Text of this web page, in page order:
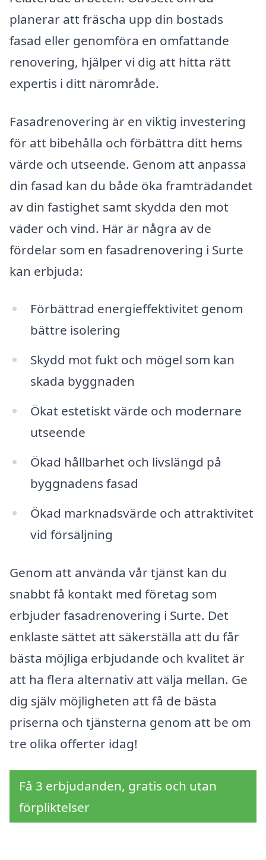
planerar att fräscha upp din bostads
fasad eller genomföra en omfattande
renovering, hjälper vi dig att hitta rätt
expertis i ditt närområde.
Fasadrenovering är en viktig investering
för att bibehålla och förbättra ditt hems
värde och utseende. Genom att anpassa
din fasad kan du både öka framträdandet
av din fastighet samt skydda den mot
väder och vind. Här är några av de
fördelar som en fasadrenovering i Surte
kan erbjuda:
Förbättrad energieffektivitet genom
bättre isolering
Skydd mot fukt och mögel som kan
skada byggnaden
Ökat estetiskt värde och modernare
utseende
Ökad hållbarhet och livslängd på
byggnadens fasad
Ökad marknadsvärde och attraktivitet
vid försäljning
Genom att använda vår tjänst kan du
snabbt få kontakt med företag som
erbjuder fasadrenovering i Surte. Det
enklaste sättet att säkerställa att du får
bästa möjliga erbjudande och kvalitet är
att ha flera alternativ att välja mellan. Ge
dig själv möjligheten att få de bästa
priserna och tjänsterna genom att be om
tre olika offerter idag!
Få 3 erbjudanden, gratis och utan
förpliktelser